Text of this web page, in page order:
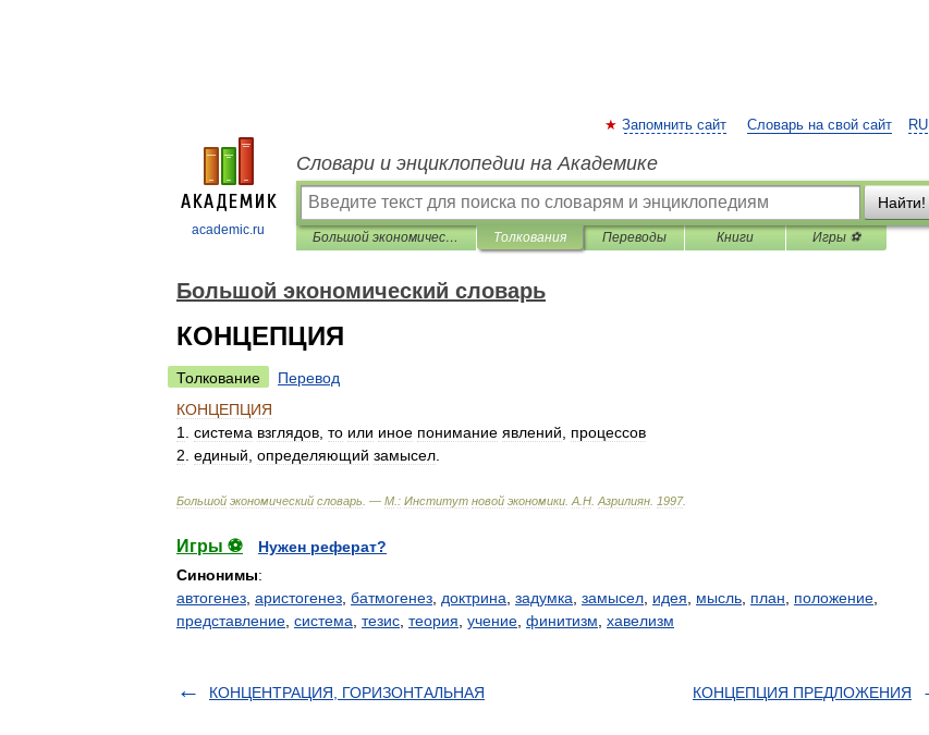
academic.ru
RU
Запомнить сайт Словарь на свой сайт
Словари и энциклопедии на Академике
Найти!
Большой экономический словарь Толкования Переводы Книги Игры ⚽
Большой экономический словарь
КОНЦЕПЦИЯ
Толкование
Перевод
КОНЦЕПЦИЯ
1
система взглядов то или иное понимание явлений
процессов
2 единый определяющий замысел
Большой экономический словарь . — М : Институт новой экономики А Н Азрилиян 1997.
Игры ⚽
Нужен реферат?
Синонимы:
автогенез аристогенез батмогенез доктрина задумка замысел идея мысль план положение
представление система тезис теория учение финитизм хавелизм
КОНЦЕНТРАЦИЯ, ГОРИЗОНТАЛЬНАЯ КОНЦЕПЦИЯ ПРЕДЛОЖЕНИЯ